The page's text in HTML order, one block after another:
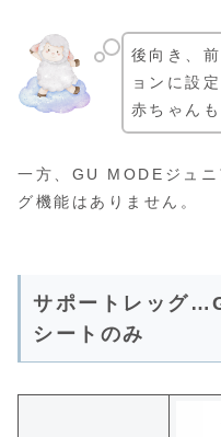
後向き、
ョンに設
赤ちゃん
一方、GU MODEジュ
グ機能はありません。
サポートレッグ
シートのみ